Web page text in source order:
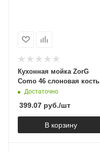
Кухонная мойка ZorG
Como 46 слоновая кость
Достаточно
399.07 руб./шт
В корзину